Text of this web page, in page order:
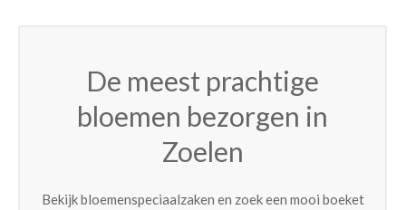
De meest prachtige
bloemen bezorgen in
Zoelen
Bekijk bloemenspeciaalzaken en zoek een mooi boeket